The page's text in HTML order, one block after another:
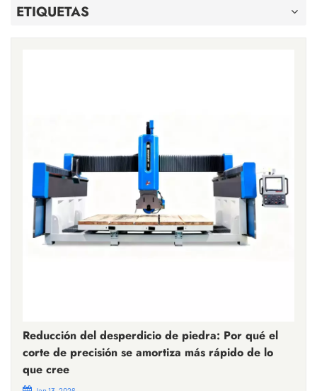
ETIQUETAS
Reducción del desperdicio de piedra: Por qué el
corte de precisión se amortiza más rápido de lo
que cree